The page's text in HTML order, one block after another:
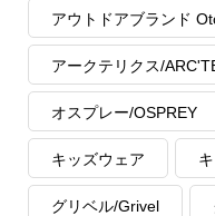
アウトドアブランド
アークテリクス/
オスプレー/OSPREY
キッズウェア
グリベル/Grivel